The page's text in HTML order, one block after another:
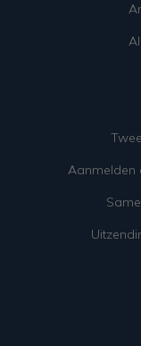
Aanmelden